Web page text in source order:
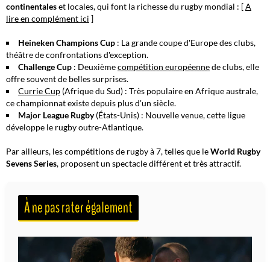
continentaleset locales, qui font la richesse du rugby mondial : [A
lire en complément ici ]
Heineken Champions Cup : La grande coupe d'Europe des clubs,
théâtre de confrontations d'exception.
Challenge Cup : Deuxièmecompétition européennede clubs, elle
offre souvent de belles surprises.
Currie Cup (Afrique du Sud) : Très populaire en Afrique australe,
ce championnat existe depuis plus d'un siècle.
Major League Rugby(États-Unis) : Nouvelle venue, cette ligue
développe le rugby outre-Atlantique.
Par ailleurs, les compétitions de rugby à 7, telles que leWorld Rugby
Sevens Series, proposent un spectacledifférentet très attractif.
À ne pas rater également